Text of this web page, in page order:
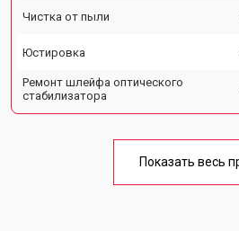
Чистка от пыли
Юстировка
Ремонт шлейфа оптического
стабилизатора
Показать весь